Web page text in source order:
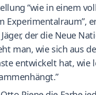
“wie in einem
Experimentalraum”,
der die Neue
man, wie sich aus
entwickelt hat, wie